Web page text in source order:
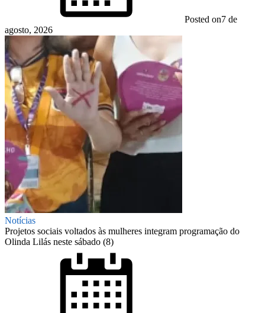
Posted on7 de
agosto, 2026
Notícias
Projetos sociais voltados às mulheres integram programação do
Olinda Lilás neste sábado (8)